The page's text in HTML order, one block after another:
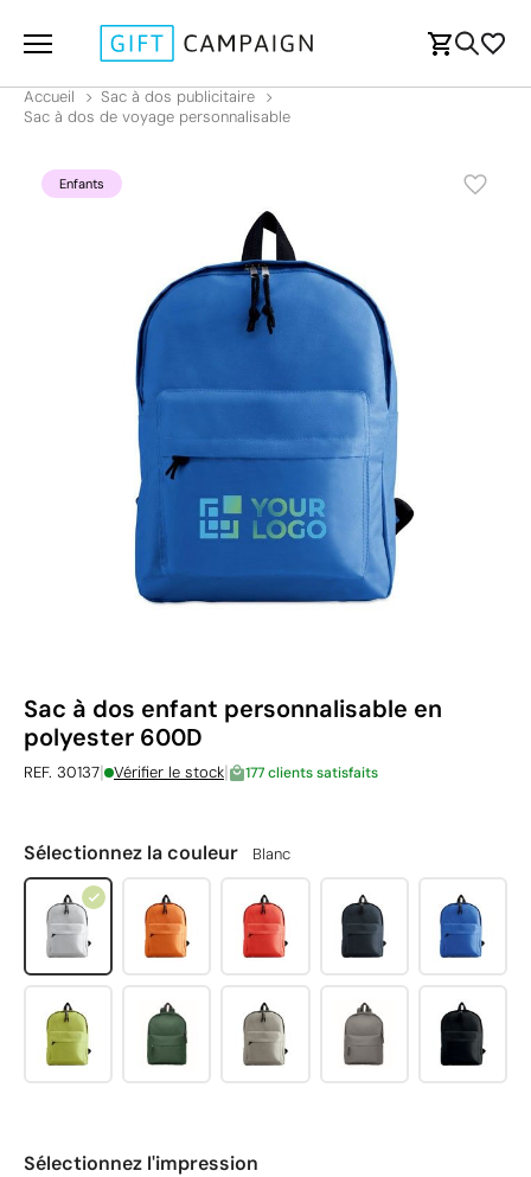
Accueil
Sac à dos publicitaire
Sac à dos de voyage personnalisable
Enfants
Sac à dos enfant personnalisable en
polyester 600D
REF. 30137| Vérifier le stock| 177 clients satisfaits
Sélectionnez la couleur Blanc
Sélectionnez l'impression